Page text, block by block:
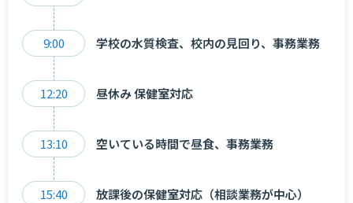
9:00 学校の水質検査、校内の見回り、事務業務
12:20 昼休み 保健室対応
13:10 空いている時間で昼食、事務業務
15:40 放課後の保健室対応（相談業務が中心）